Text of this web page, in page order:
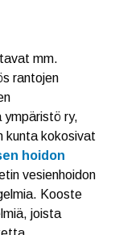
mm.
rantojen
ympäristö ry,
kunta kokosivat
hoidon
vesienhoidon
Kooste
joista